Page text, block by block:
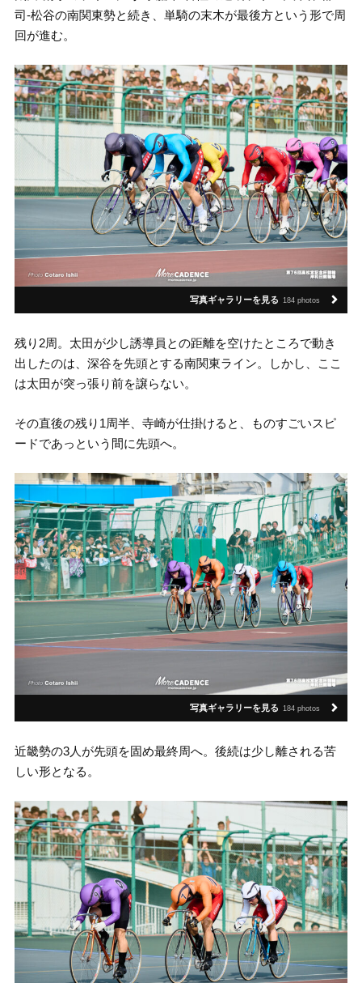
司-松谷の南関東勢と続き、単騎の末木が最後方という形で周
回が進む。
写真ギャラリーを見る 184 photos
残り2周。太田が少し誘導員との距離を空けたところで動き
出したのは、深谷を先頭とする南関東ライン。しかし、ここ
は太田が突っ張り前を譲らない。
その直後の残り1周半、寺崎が仕掛けると、ものすごいスピ
ードであっという間に先頭へ。
写真ギャラリーを見る 184 photos
近畿勢の3人が先頭を固め最終周へ。後続は少し離される苦
しい形となる。